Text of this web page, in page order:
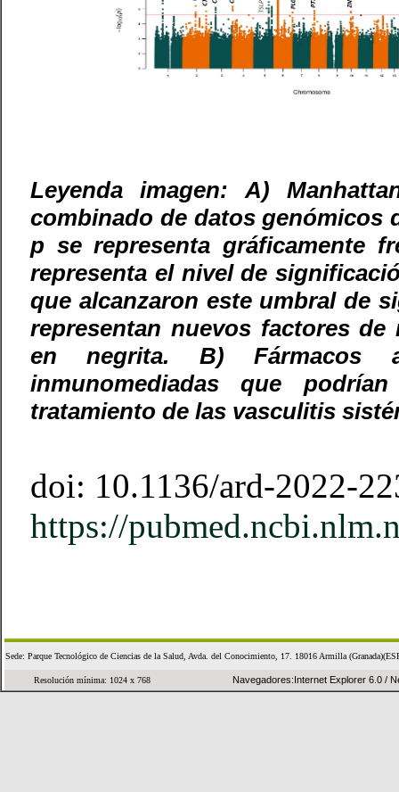
Leyenda imagen: A)
combinado de datos genómicos
p se representa gráficamente
representa el nivel de
que alcanzaron este umbral de
representan nuevos factores
en negrita. B) Fármacos
inmunomediadas que
tratamiento de las vasculitis
doi: 10.1136/ard-2022-
https://
Sede: Parque Tecnológico de Ciencias de la Salud, Avda. del Conocimiento, 17. 18016 Armilla
Resolución mínima: 1024 x 768 Navegadores:Internet Explorer 6.0 /